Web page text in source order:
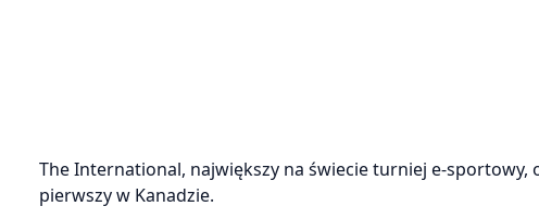
The International, największy na świecie turniej e-
pierwszy w Kanadzie.